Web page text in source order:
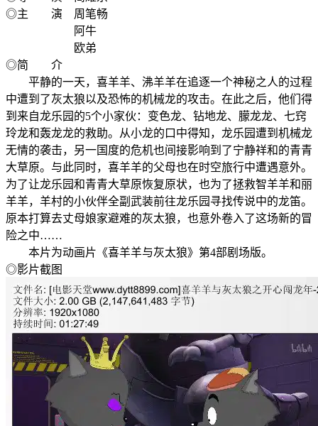
◎主 演 周笔畅
阿牛
欧弟
◎简 介
平静的一天，喜羊羊、沸羊羊在追逐一个神秘之人的过程
中遭到了灰太狼以及恐怖的机械龙的攻击。在此之后，他们得
到来自龙乐园的5个小家伙：变色龙、钻地龙、朦龙龙、七窍
玲龙和轰龙龙的救助。从小龙的口中得知，龙乐园遭到机械龙
无情的袭击，另一国度的危机也间接影响到了宁静祥和的青青
大草原。与此同时，喜羊羊的父母也在时空旅行中遭遇意外。
为了让龙乐园和青青大草原恢复原状，也为了拯救智羊羊和丽
羊羊，羊村的小伙伴全副武装前往龙乐园寻找传说中的龙笛。
原本打算去丈母娘家避难的灰太狼，也意外卷入了这场新的冒
险之中……
本片为动画片《喜羊羊与灰太狼》第4部剧场版。
◎影片截图